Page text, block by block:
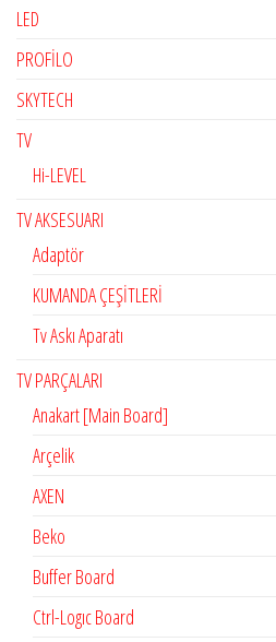
LED
PROFİLO
SKYTECH
TV
Hi-LEVEL
TV AKSESUARI
Adaptör
KUMANDA ÇEŞİTLERİ
Tv Askı Aparatı
TV PARÇALARI
Anakart [Main Board]
Arçelik
AXEN
Beko
Buffer Board
Ctrl-Logıc Board